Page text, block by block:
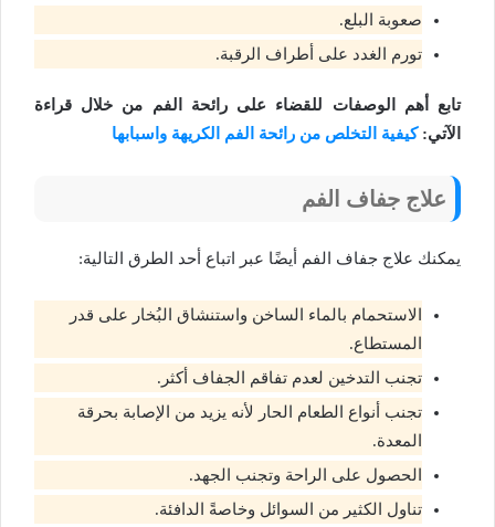
صعوبة البلع.
تورم الغدد على أطراف الرقبة.
تابع أهم الوصفات للقضاء على رائحة الفم من خلال قراءة
الآتي:كيفية التخلص من رائحة الفم الكريهة واسبابها
علاج جفاف الفم
يمكنك علاج جفاف الفم أيضًا عبر اتباع أحد الطرق التالية:
الاستحمام بالماء الساخن واستنشاق البُخار على قدر
المستطاع.
تجنب التدخين لعدم تفاقم الجفاف أكثر.
تجنب أنواع الطعام الحار لأنه يزيد من الإصابة بحرقة
المعدة.
الحصول على الراحة وتجنب الجهد.
تناول الكثير من السوائل وخاصةً الدافئة.